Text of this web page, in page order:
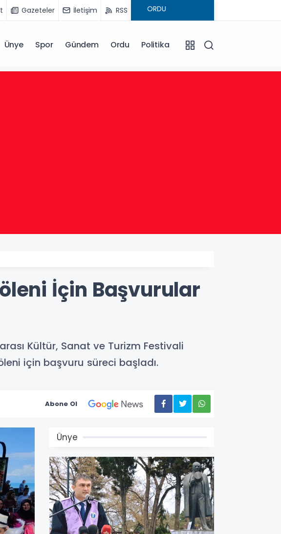
Gazeteler İletişim RSS
Ünye Spor Gündem Ordu Politika
İçin Başvurular
Kültür, Sanat ve Turizm Festivali
için başvuru süreci başladı.
Abone Ol
Ünye